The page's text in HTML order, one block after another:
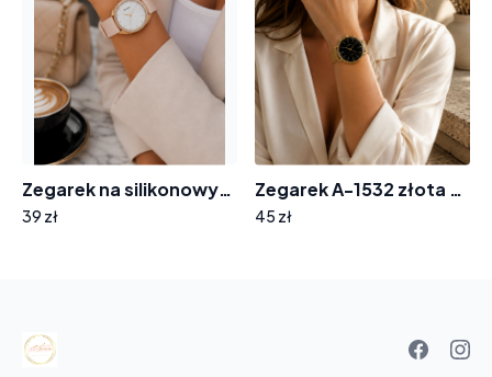
Zegarek na silikonowym pasku tarcza z cyrkoniami 8012
39 zł
Zegarek A-1532 złota bransoleta tarcza wskazówki
45 zł